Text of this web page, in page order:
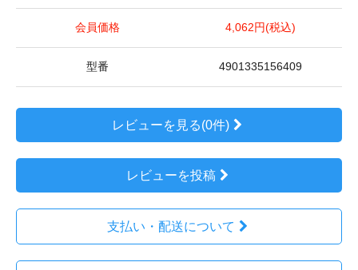
会員価格 4,062円(税込)
型番 4901335156409
レビューを見る(0件)
レビューを投稿
支払い・配送について